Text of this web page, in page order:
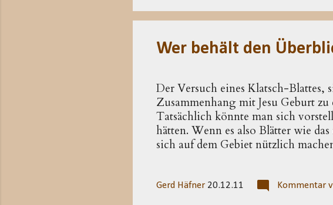
Weihnachtserzählung wird
berichtet nicht, sondern
Wer behält den
Der Versuch eines Klatsch-Blattes,
Zusammenhang mit Jesu Geburt
Tatsächlich könnte man sich
hätten. Wenn es also Blätter wie
sich auf dem Gebiet nützlich
gegeben, Herodes und sein Haus
Gerd Häfner 20.12.11 Kommentar